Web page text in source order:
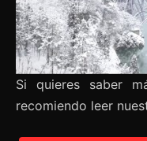
Si quieres saber
recomiendo leer